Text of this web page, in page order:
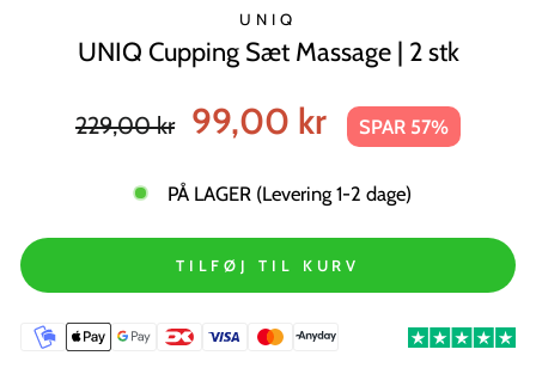
UNIQ
UNIQ Cupping Sæt Massage | 2 stk
pris
229,00 kr
Tilbudspris
99,00 kr SPAR 57%
PÅ LAGER (Levering 1-2 dage)
TILFØJ TIL KURV